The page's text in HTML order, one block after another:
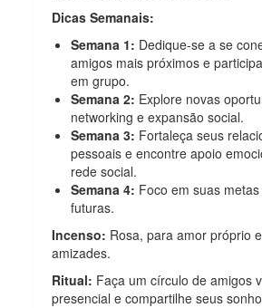
Dicas Semanais:
Semana 1: Dedique-se a se
amigos mais próximos e
em grupo.
Semana 2: Explore novas
networking e expansão social.
Semana 3: Fortaleça seus
pessoais e encontre apoio
rede social.
Semana 4: Foco em suas
futuras.
Incenso: Rosa, para amor próprio
amizades.
Ritual: Faça um círculo de amigos
presencial e compartilhe seus